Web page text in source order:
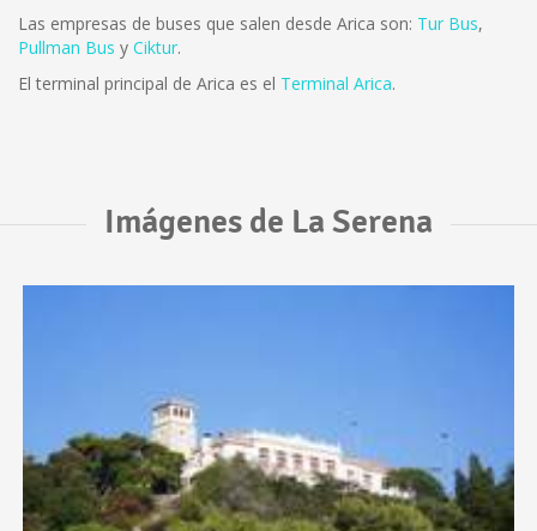
Las empresas de buses que salen desde Arica son: Tur Bus,
Pullman Bus y Ciktur.
El terminal principal de Arica es el Terminal Arica.
Imágenes de La Serena